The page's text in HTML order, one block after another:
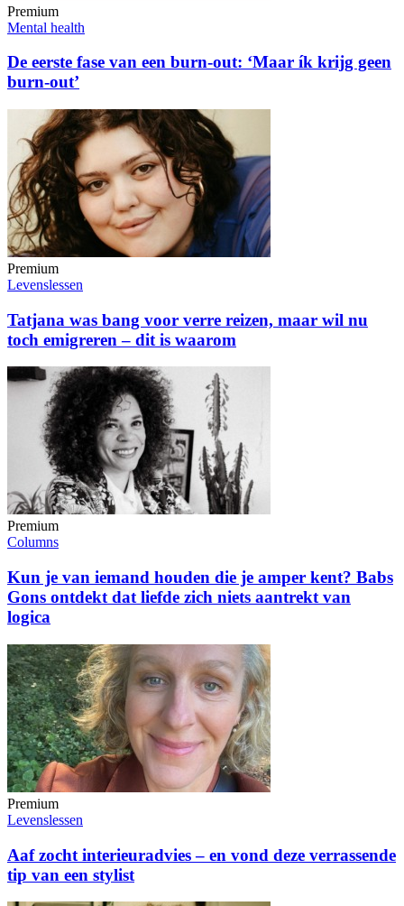
Premium
Mental health
De eerste fase van een burn-out: ‘Maar ík krijg geen
burn-out’
Premium
Levenslessen
Tatjana was bang voor verre reizen, maar wil nu
toch emigreren – dit is waarom
Premium
Columns
Kun je van iemand houden die je amper kent? Babs
Gons ontdekt dat liefde zich niets aantrekt van
logica
Premium
Levenslessen
Aaf zocht interieuradvies – en vond deze verrassende
tip van een stylist